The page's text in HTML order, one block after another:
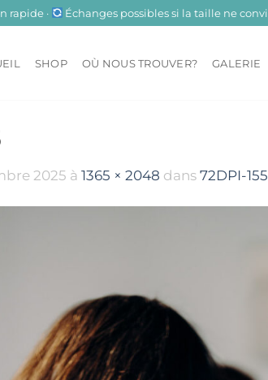
rapide · Échanges possibles si la taille ne
SHOP OÙ NOUS TROUVER? GALERIE
2025 à 1365 × 2048 dans 72DPI-155